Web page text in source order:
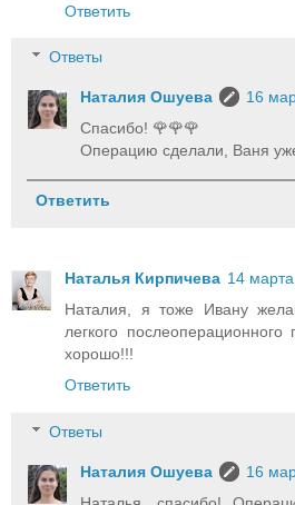
Ответить
Ответы
Наталия Ошуева
16
Спасибо! 🌹🌹🌹
Операцию сделали, Ваня
Ответить
Наталья Кирпичева 14
Наталия, я тоже Ивану
легкого
хорошо!!!
Ответить
Ответы
Наталия Ошуева
16